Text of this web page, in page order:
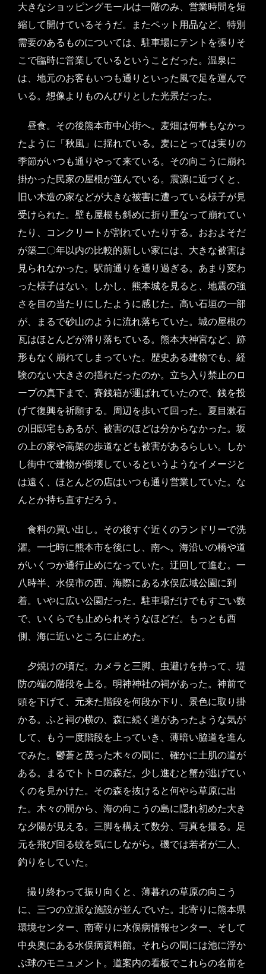
大きなショッピングモールは一階のみ、営業時間を短
縮して開けているそうだ。またペット用品など、特別
需要のあるものについては、駐車場にテントを張りそ
こで臨時に営業しているということだった。温泉に
は、地元のお客もいつも通りといった風で足を運んで
いる。想像よりものんびりとした光景だった。
昼食。その後熊本市中心街へ。麦畑は何事もなかっ
たように「秋風」に揺れている。麦にとっては実りの
季節がいつも通りやって来ている。その向こうに崩れ
掛かった民家の屋根が並んでいる。震源に近づくと、
旧い木造の家などが大きな被害に遭っている様子が見
受けられた。壁も屋根も斜めに折り重なって崩れてい
たり、コンクリートが割れていたりする。おおよそだ
が築二〇年以内の比較的新しい家には、大きな被害は
見られなかった。駅前通りを通り過ぎる。あまり変わ
った様子はない。しかし、熊本城を見ると、地震の強
さを目の当たりにしたように感じた。高い石垣の一部
が、まるで砂山のように流れ落ちていた。城の屋根の
瓦はほとんどが滑り落ちている。熊本大神宮など、跡
形もなく崩れてしまっていた。歴史ある建物でも、経
験のない大きさの揺れだったのか。立ち入り禁止のロ
ープの真下まで、賽銭箱が運ばれていたので、銭を投
げて復興を祈願する。周辺を歩いて回った。夏目漱石
の旧邸宅もあるが、被害のほどは分からなかった。坂
の上の家や高架の歩道なども被害があるらしい。しか
し街中で建物が倒壊しているというようなイメージと
は遠く、ほとんどの店はいつも通り営業していた。な
んとか持ち直すだろう。
食料の買い出し。その後すぐ近くのランドリーで洗
濯。一七時に熊本市を後にし、南へ。海沿いの橋や道
がいくつか通行止めになっていた。迂回して進む。一
八時半、水俣市の西、海際にある水俣広域公園に到
着。いやに広い公園だった。駐車場だけでもすごい数
で、いくらでも止められそうなほどだ。もっとも西
側、海に近いところに止めた。
夕焼けの頃だ。カメラと三脚、虫避けを持って、堤
防の端の階段を上る。明神神社の祠があった。神前で
頭を下げて、元来た階段を何段か下り、景色に取り掛
かる。ふと祠の横の、森に続く道があったような気が
して、もう一度階段を上っていき、薄暗い脇道を進ん
でみた。鬱蒼と茂った木々の間に、確かに土肌の道が
ある。まるでトトロの森だ。少し進むと蟹が逃げてい
くのを見かけた。その森を抜けると何やら草原に出
た。木々の間から、海の向こうの島に隠れ初めた大き
な夕陽が見える。三脚を構えて数分、写真を撮る。足
元を飛び回る蚊を気にしながら。磯では若者が二人、
釣りをしていた。
撮り終わって振り向くと、薄暮れの草原の向こう
に、三つの立派な施設が並んでいた。北寄りに熊本県
環境センター、南寄りに水俣病情報センター、そして
中央奥にある水俣病資料館。それらの間には池に浮か
ぶ球のモニュメント。道案内の看板でこれらの名前を